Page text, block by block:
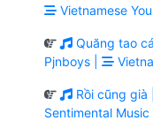
Vietnamese
Quăng tao
Pjnboys |
Rồi cũng già |
Sentimental Music |